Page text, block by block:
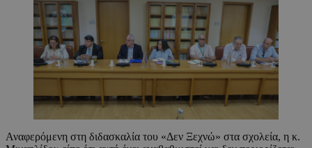
Αναφερόμενη στη διδασκαλία του «Δεν Ξεχνώ» στα σχολεία, η κ.